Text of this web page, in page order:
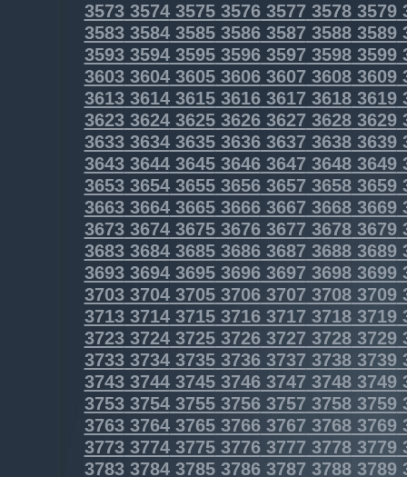
3573357435753576357735783579
3583358435853586358735883589
3593359435953596359735983599
3603360436053606360736083609
3613361436153616361736183619
3623362436253626362736283629
3633363436353636363736383639
3643364436453646364736483649
3653365436553656365736583659
3663366436653666366736683669
3673367436753676367736783679
3683368436853686368736883689
36933694369536963697 36983699
3703370437053706370737083709
37133714371537163717 37183719
37233724372537263727 37283729
37333734373537363737 37383739
37433744374537463747 37483749
37533754375537563757 37583759
37633764376537663767 37683769
37733774377537763777 37783779
37833784378537863787 37883789